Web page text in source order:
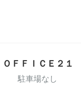
ＯＦＦＩＣＥ２１
駐車場なし